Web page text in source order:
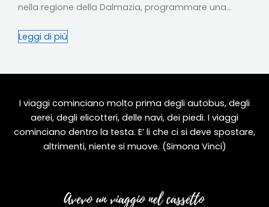
nella regione della Dalmazia, programmare una…
Leggi di più
I viaggi cominciano molto prima degli autobus, degli
aerei, degli elicotteri, delle navi, dei piedi. I viaggi
cominciano dentro la testa. E’ li che ci si deve spostare,
altrimenti, niente si muove. (Simona Vinci)